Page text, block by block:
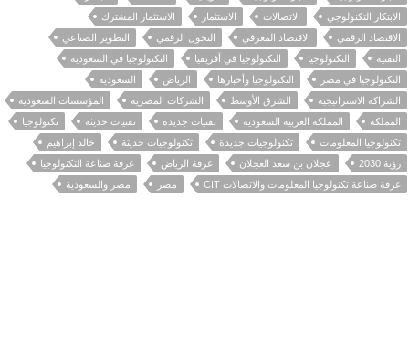
الابتكار التكنولوجي
الاتصالات الاستثمار
الاستثمار المشترك
الاقتصاد الرقمي
الاقتصاد المعرفي التحول الرقمي
التطوير الصناعي
التقنية
التكنولوجيا التكنولوجيا في أفريقيا
التكنولوجيا في السعودية
التكنولوجيا في مصر
التكنولوجيا وأخبارها الرياض
السعودية
الشراكة الاستراتيجية
الشرق الأوسط الشركات المصرية
المؤسسات السعودية
المملكة
المملكة العربية السعودية تقنيات جديدة تقنيات حديثة
تكنولوجيا
تكنولوجيا المعلومات
تكنولوجيات جديدة تكنولوجيات حديثة
خالد إبراهيم
رؤية 2030
عجلان بن سعد العجلان غرفة الرياض
غرفة صناعة التكنولوجيا
غرفة صناعة تكنولوجيا المعلومات والاتصالات CIT
مصر مصر والسعودية